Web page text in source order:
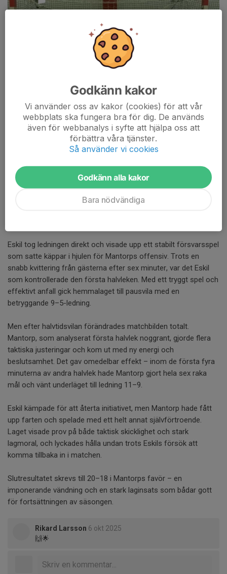
Det blev en dramatisk och svängig tillställning när Mantorps
damer gästade HK Eskil i seriepremiären i Division 3. Inför 45
Eskil tog ledningen direkt och visade upp ett stabilt försvarsspel
som satte käppar i hjulen för Mantorps offensiv. Trots en
snabb kvittering från gästerna efter sex minuter, var det Eskil
som kontrollerade den första halvleken. Med ett tryggt spel och
effektivt anfall gick hemmalaget till pausvila med en
betryggande 9–5-ledning.
Men efter halvtidsvilan förändrades matchbilden totalt.
Mantorp, som analyserat första halvlek noggrant, gjorde flera
taktiska justeringar och kom ut med ny energi och
beslutsamhet. Det gav omedelbar effekt – inom de första fyra
minuterna av andra halvlek hade Mantorp gjort hela sex raka
mål och vänt underläget till ledning 11–9.
Eskil kämpade för att återta initiativet, men Mantorp hade fått
upp farten och spelade med ett helt annat självförtroende.
Laget visade prov på både taktisk skicklighet och stark
lagmoral, och lyckades hålla undan trots Eskils försök att
komma tillbaka in i matchen.
Slutresultatet skrevs till 20–18 i Mantorps favör – en
imponerande vändning och en stark laginsats som bådar gott
för fortsättningen av säsongen.
Rikard Larsson 6 okt 2025
🙌🌟
Godkänn kakor
Vi använder oss av kakor (cookies) för att vår
webbplats ska fungera bra för dig. De används
även för webbanalys i syfte att hjälpa oss att
förbättra våra tjänster.
Så använder vi cookies
Godkänn alla kakor
Bara nödvändiga